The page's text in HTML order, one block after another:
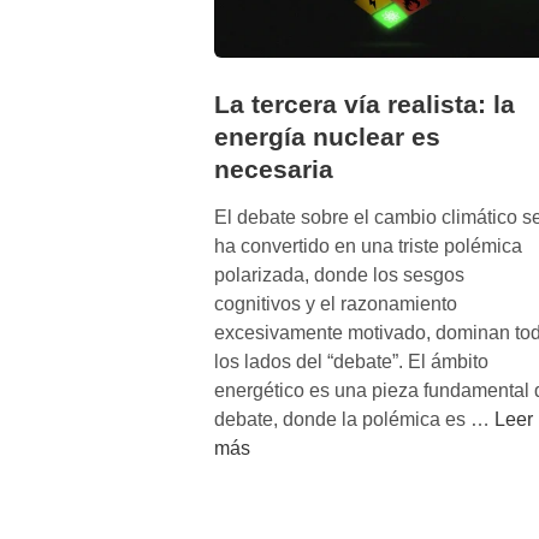
La tercera vía realista: la
energía nuclear es
necesaria
El debate sobre el cambio climático
ha convertido en una triste polémica
polarizada, donde los sesgos
cognitivos y el razonamiento
excesivamente motivado, dominan
los lados del “debate”. El ámbito
energético es una pieza fundamental
debate, donde la polémica es … LLeer
más